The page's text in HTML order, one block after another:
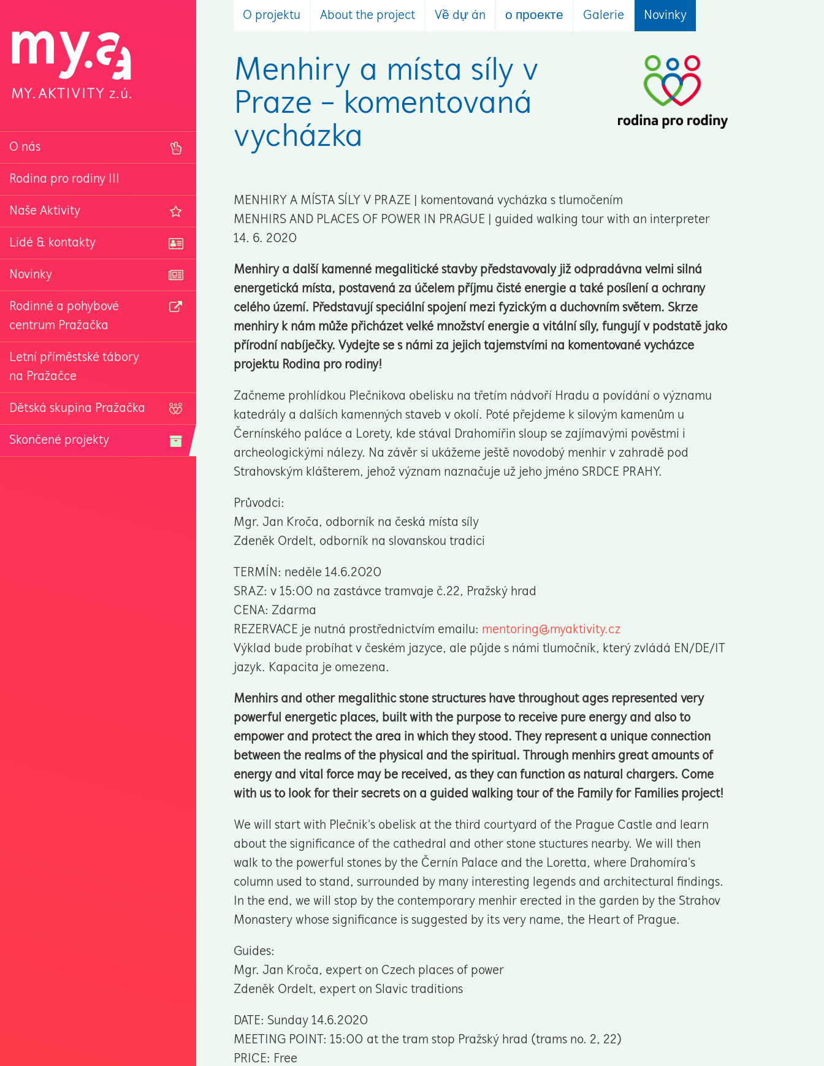
O nás
Rodina pro rodiny III
Naše Aktivity
Lidé & kontakty
Novinky
Rodinné a pohybové
centrum Pražačka
Letní příměstské tábory
na Pražačce
Dětská skupina Pražačka
Skončené projekty
O projektu About the project Về dự án о проекте Galerie Novinky
Menhiry a místa síly v
Praze - komentovaná
vycházka
MENHIRY A MÍSTA SÍLY V PRAZE | komentovaná vycházka s tlumočením
MENHIRS AND PLACES OF POWER IN PRAGUE | guided walking tour with an interpreter
14. 6. 2020
Menhiry a další kamenné megalitické stavby představovaly již odpradávna velmi silná
energetická místa, postavená za účelem příjmu čisté energie a také posílení a ochrany
celého území. Představují speciální spojení mezi fyzickým a duchovním světem. Skrze
menhiry k nám může přicházet velké množství energie a vitální síly, fungují v podstatě jako
přírodní nabíječky. Vydejte se s námi za jejich tajemstvími na komentované vycházce
projektu Rodina pro rodiny!
Začneme prohlídkou Plečnikova obelisku na třetím nádvoří Hradu a povídání o významu
katedrály a dalších kamenných staveb v okolí. Poté přejdeme k silovým kamenům u
Černínského paláce a Lorety, kde stával Drahomířin sloup se zajímavými pověstmi i
archeologickými nálezy. Na závěr si ukážeme ještě novodobý menhir v zahradě pod
Strahovským klášterem, jehož význam naznačuje už jeho jméno SRDCE PRAHY.
Průvodci:
Mgr. Jan Kroča, odborník na česká místa síly
Zdeněk Ordelt, odborník na slovanskou tradici
TERMÍN: neděle 14.6.2020
SRAZ: v 15:00 na zastávce tramvaje č.22, Pražský hrad
CENA: Zdarma
REZERVACE je nutná prostřednictvím emailu: mentoring@myaktivity.cz
Výklad bude probíhat v českém jazyce, ale půjde s námi tlumočník, který zvládá EN/DE/IT
jazyk. Kapacita je omezena.
Menhirs and other megalithic stone structures have throughout ages represented very
powerful energetic places, built with the purpose to receive pure energy and also to
empower and protect the area in which they stood. They represent a unique connection
between the realms of the physical and the spiritual. Through menhirs great amounts of
energy and vital force may be received, as they can function as natural chargers. Come
with us to look for their secrets on a guided walking tour of the Family for Families project!
We will start with Plečnik's obelisk at the third courtyard of the Prague Castle and learn
about the significance of the cathedral and other stone stuctures nearby. We will then
walk to the powerful stones by the Černín Palace and the Loretta, where Drahomíra's
column used to stand, surrounded by many interesting legends and architectural findings.
In the end, we will stop by the contemporary menhir erected in the garden by the Strahov
Monastery whose significance is suggested by its very name, the Heart of Prague.
Guides:
Mgr. Jan Kroča, expert on Czech places of power
Zdeněk Ordelt, expert on Slavic traditions
DATE: Sunday 14.6.2020
MEETING POINT: 15:00 at the tram stop Pražský hrad (trams no. 2, 22)
PRICE: Free